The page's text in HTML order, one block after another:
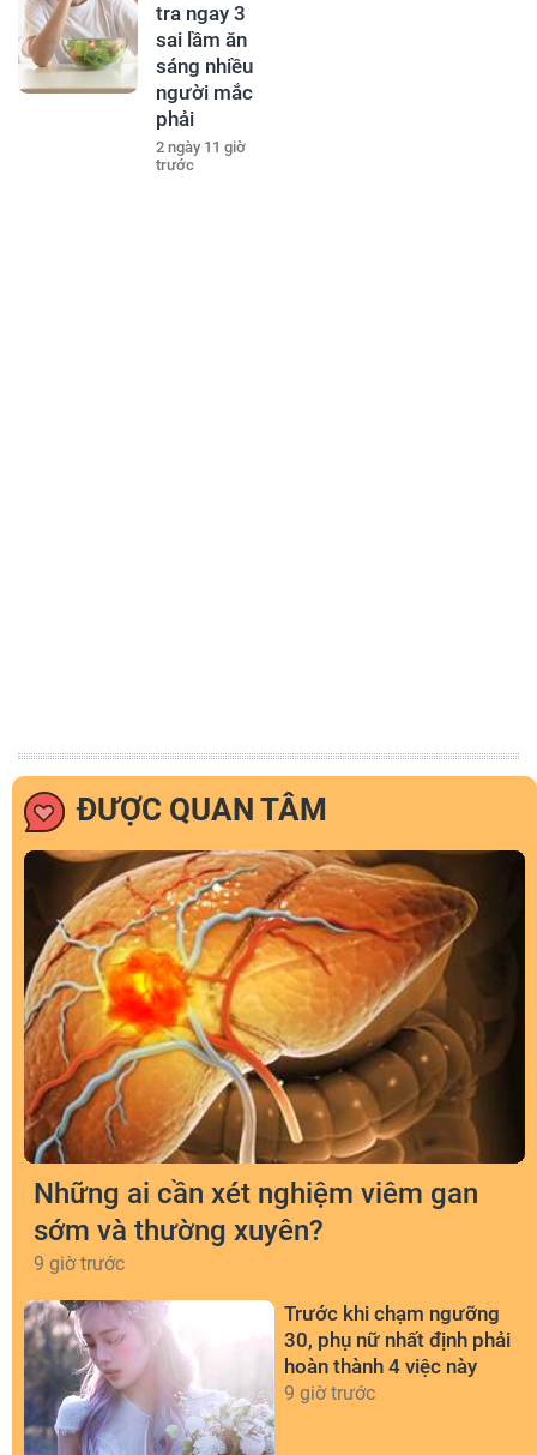
tra ngay 3
sai lầm ăn
sáng nhiều
người mắc
phải
2 ngày 11 giờ
trước
ĐƯỢC QUAN TÂM
Những ai cần xét nghiệm viêm gan
sớm và thường xuyên?
9 giờ trước
Trước khi chạm ngưỡng
30, phụ nữ nhất định phải
hoàn thành 4 việc này
9 giờ trước